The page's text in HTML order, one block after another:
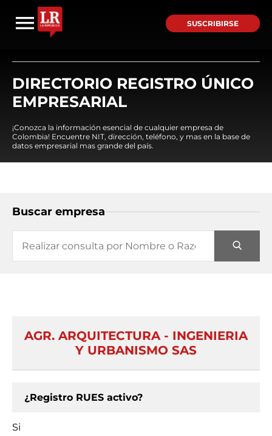
SUSCRIBIRSE
DIRECTORIO REGISTRO ÚNICO
EMPRESARIAL
¡Conozca la información esencial de cualquier empresa de
Colombia! Encuentre NIT, dirección, teléfono, y mas en la base de
datos empresarial mas grande del país.
Buscar empresa
AGR. ARQUITECTURA - INGENIERIA
Y URBANISMO SAS
¿Registro RUES activo?
Si